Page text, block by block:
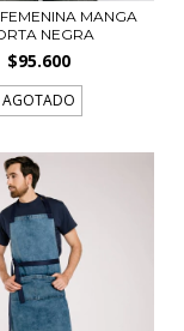
MANGA
NEGRA
$95.600
AGOTADO